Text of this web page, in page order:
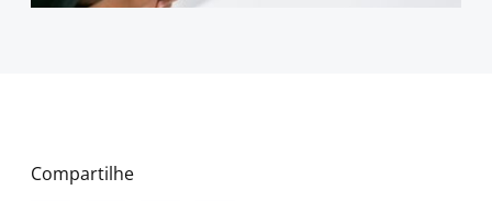
Compartilhe